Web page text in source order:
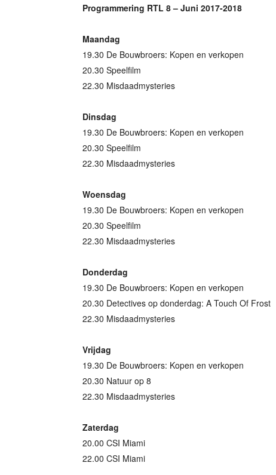
Programmering RTL 8 – Juni 2017-2018
Maandag
19.30 De Bouwbroers: Kopen en verkopen
20.30 Speelfilm
22.30 Misdaadmysteries
Dinsdag
19.30 De Bouwbroers: Kopen en verkopen
20.30 Speelfilm
22.30 Misdaadmysteries
Woensdag
19.30 De Bouwbroers: Kopen en verkopen
20.30 Speelfilm
22.30 Misdaadmysteries
Donderdag
19.30 De Bouwbroers: Kopen en verkopen
20.30 Detectives op donderdag: A Touch Of Frost
22.30 Misdaadmysteries
Vrijdag
19.30 De Bouwbroers: Kopen en verkopen
20.30 Natuur op 8
22.30 Misdaadmysteries
Zaterdag
20.00 CSI Miami
22.00 CSI Miami